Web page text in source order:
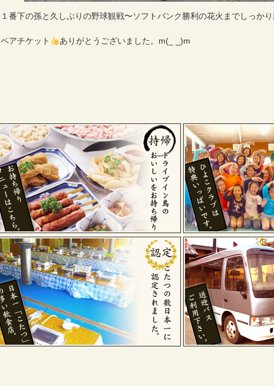
１番下の孫と久しぶりの野球観戦〜ソフトバンク勝利の花火までしっかり
ペアチケット ありがとうございました。m(_ _)m